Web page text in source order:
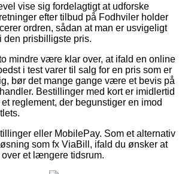
vise sig fordelagtigt at udforske
efter tilbud på Fodhviler holder
ordren, sådan at man er usvigeligt
den prisbilligste pris.
mindre være klar over, at ifald en online
i test varer til salg for en pris som er
bør det mange gange være et bevis på
Bestillinger med kort er imidlertid
reglement, der begunstiger en imod
eller MobilePay. Som et alternativ
som fx ViaBill, ifald du ønsker at
et længere tidsrum.